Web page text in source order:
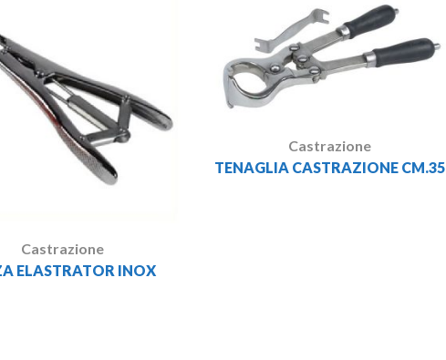
Castrazione
ELASTRATOR INOX
Castrazione
TENAGLIA CASTRAZIONE CM.35